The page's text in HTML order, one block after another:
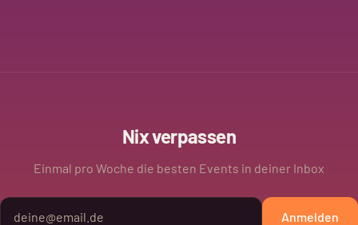
Nix verpassen
Einmal pro Woche die besten Events in deiner Inbox
Anmelden